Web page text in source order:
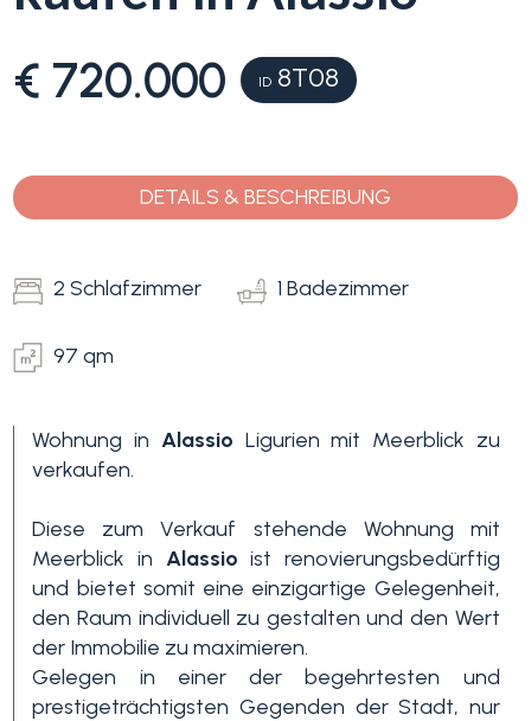
€ 720.000 ID 8T08
DETAILS & BESCHREIBUNG
2 Schlafzimmer 1 Badezimmer
97 qm
Wohnung in Alassio Ligurien mit Meerblick zu
verkaufen.
Diese zum Verkauf stehende Wohnung mit
Meerblick in Alassio ist renovierungsbedürftig
und bietet somit eine einzigartige Gelegenheit,
den Raum individuell zu gestalten und den Wert
der Immobilie zu maximieren.
Gelegen in einer der begehrtesten und
prestigeträchtigsten Gegenden der Stadt, nur
Favoriten
(0)
Mehrfachauswahl
Wohnimmobilien
Grundstücke
Schlafzimmer
min.